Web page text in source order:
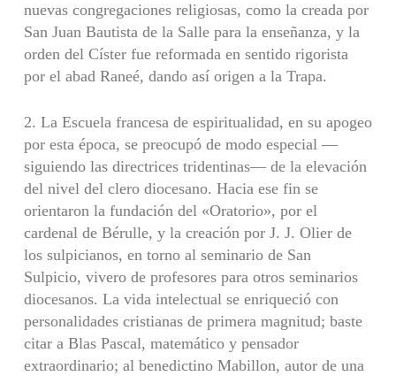
nuevas congrega­ciones religiosas, como la creada por
San Juan Bautista de la Salle para la enseñanza, y la
orden del Císter fue refor­mada en sentido rigorista
por el abad Raneé, dando así ori­gen a la Trapa.
2. La Escuela francesa de espiritualidad, en su apogeo
por esta época, se preocupó de modo especial —
siguiendo las directrices tridentinas— de la elevación
del nivel del clero diocesano. Hacia ese fin se
orientaron la fundación del «Oratorio», por el
cardenal de Bérulle, y la creación por J. J. Olier de
los sulpicianos, en torno al seminario de San
Sulpicio, vivero de profesores para otros seminarios
diocesanos. La vida intelectual se enriqueció con
personali­dades cristianas de primera magnitud; baste
citar a Blas Pascal, matemático y pensador
extraordinario; al benedicti­no Mabillon, autor de una